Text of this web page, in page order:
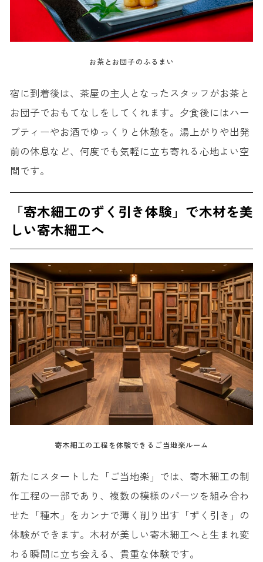
お茶とお団子のふるまい
宿に到着後は、茶屋の主人となったスタッフがお茶と
お団子でおもてなしをしてくれます。夕食後にはハー
ブティーやお酒でゆっくりと休憩を。湯上がりや出発
前の休息など、何度でも気軽に立ち寄れる心地よい空
間です。
「寄木細工のずく引き体験」で木材を美
しい寄木細工へ
寄木細工の工程を体験できるご当地楽ルーム
新たにスタートした「ご当地楽」では、寄木細工の制
作工程の一部であり、複数の模様のパーツを組み合わ
せた「種木」をカンナで薄く削り出す「ずく引き」の
体験ができます。木材が美しい寄木細工へと生まれ変
わる瞬間に立ち会える、貴重な体験です。